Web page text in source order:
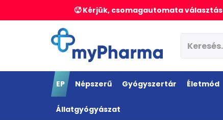
🥵 Kérjük, csomagautomata
EP Népszerű Gyógyszertár Életmód
Állatgyógyászat